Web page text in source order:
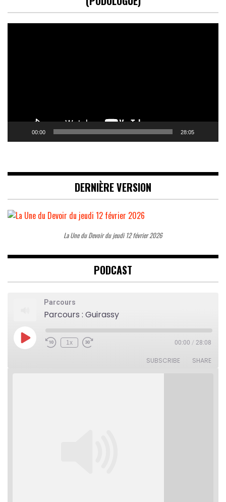
00:00 28:05
DERNIÈRE VERSION
La Une du Devoir du jeudi 12 février 2026
PODCAST
Parcours
Parcours : Guirassy
Play
Episode
Rewind
1x
Fast
00:00 / 28:08
SUBSCRIBE SHARE